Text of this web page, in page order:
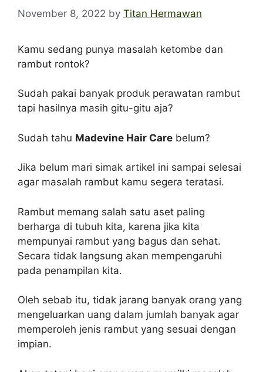
November 8, 2022 by Titan Hermawan
Kamu sedang punya masalah ketombe dan
rambut rontok?
Sudah pakai banyak produk perawatan rambut
tapi hasilnya masih gitu-gitu aja?
Sudah tahu Madevine Hair Care belum?
Jika belum mari simak artikel ini sampai selesai
agar masalah rambut kamu segera teratasi.
Rambut memang salah satu aset paling
berharga di tubuh kita, karena jika kita
mempunyai rambut yang bagus dan sehat.
Secara tidak langsung akan mempengaruhi
pada penampilan kita.
Oleh sebab itu, tidak jarang banyak orang yang
mengeluarkan uang dalam jumlah banyak agar
memperoleh jenis rambut yang sesuai dengan
impian.